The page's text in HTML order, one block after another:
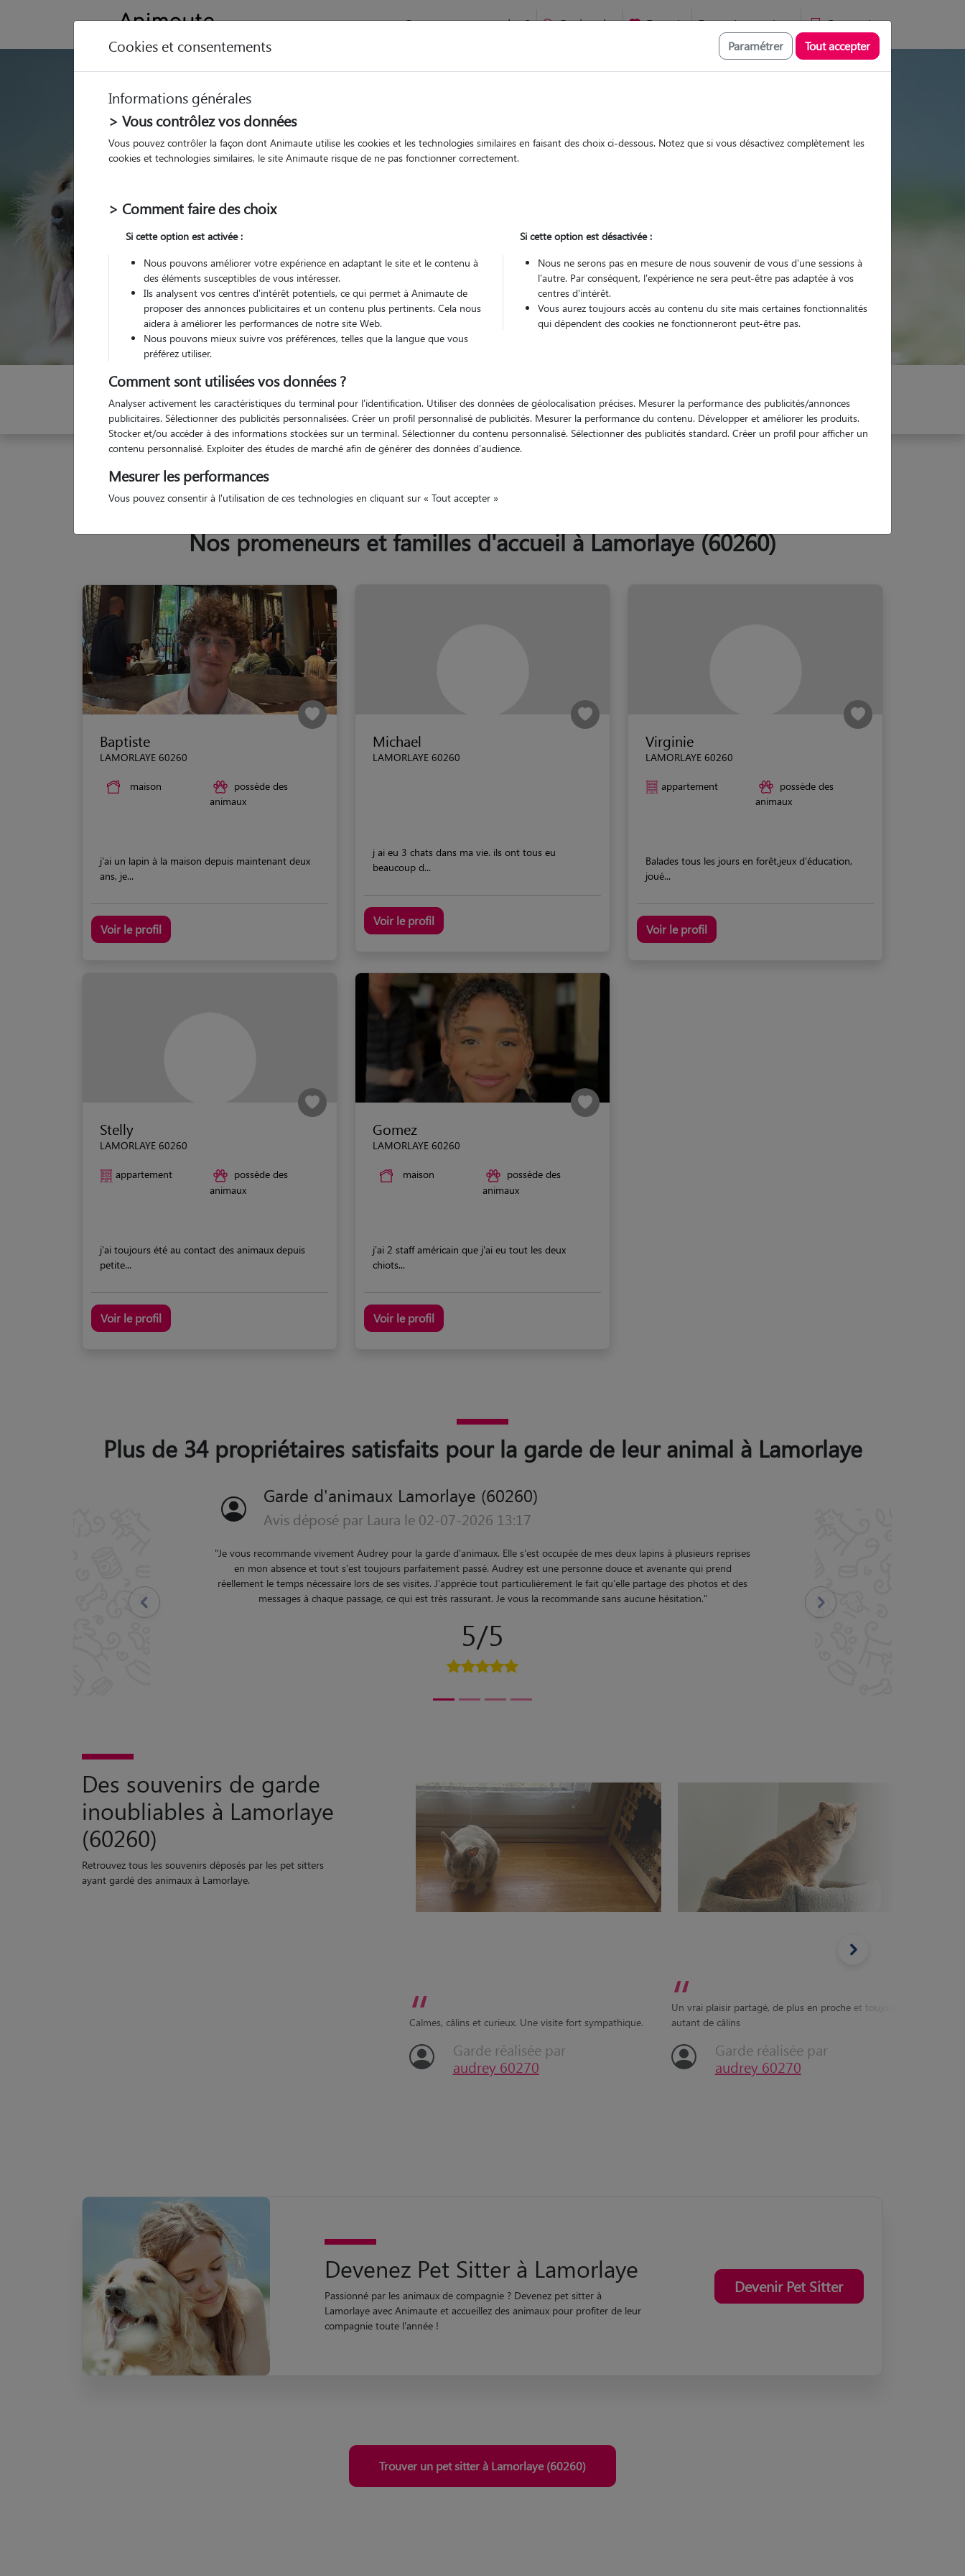
Comment ça marche ? Recherche Favoris Devenir pet sitter Connexion
GARDE ANIMAUX à Lamorlaye : Garde chien et chat en famille ou à domicile, visites et promenades
Trouvez une garde animaux à
Lamorlaye
Garde Promenades
Pour quel animal ?
Trouver mon Pet Sitter
Indiquez vos dates
Nos promeneurs et familles d'accueil à Lamorlaye (60260)
Baptiste
LAMORLAYE 60260
maison
possède des
animaux
j'ai un lapin à la maison depuis maintenant deux
ans, je...
Voir le profil
Michael
LAMORLAYE 60260
j ai eu 3 chats dans ma vie. ils ont tous eu
beaucoup d...
Voir le profil
Virginie
LAMORLAYE 60260
appartement
possède des
animaux
Balades tous les jours en forêt,jeux d'éducation,
joué...
Voir le profil
Stelly
LAMORLAYE 60260
appartement
possède des
animaux
j'ai toujours été au contact des animaux depuis
petite...
Voir le profil
Gomez
LAMORLAYE 60260
maison
possède des
animaux
j'ai 2 staff américain que j'ai eu tout les deux
chiots...
Voir le profil
Plus de 34 propriétaires satisfaits pour la garde de leur animal à Lamorlaye
Garde d'animaux Lamorlaye (60260)
Avis déposé par Laura le 20-07-2025 10:13
" Audrey est une personne qui a un profond amour pour les animaux. Nous avons fait une première rencontre avant la
garde qui s'est très bien passée. Durant la garde, elle m'a donné des nouvelles et envoyé des photos de mes deux
lapounes régulièrement. Tout s'est très bien déroulé. Je la recommande les yeux fermes. Audrey merci pour votre
engagement et votre gentillesse."
5/5
Des souvenirs de garde
inoubliables à Lamorlaye
(60260)
Retrouvez tous les souvenirs déposés par les pet sitters
ayant gardé des animaux à Lamorlaye.
“
Calmes, câlins et curieux. Une visite fort sympathique.
Garde réalisée par
audrey 60270
“
Un vrai plaisir partagé, de plus en proche et toujours
autant de câlins
Garde réalisée par
audrey 60270
Devenez Pet Sitter à Lamorlaye
Passionné par les animaux de compagnie ? Devenez pet sitter à
Lamorlaye avec Animaute et accueillez des animaux pour profiter de leur
compagnie toute l'année !
Devenir Pet Sitter
Trouver un pet sitter à Lamorlaye (60260)
Cookies et consentements Paramétrer Tout accepter
Informations générales
> Vous contrôlez vos données
Vous pouvez contrôler la façon dont Animaute utilise les cookies et les technologies similaires en faisant des choix ci-dessous. Notez que si vous désactivez complètement les
cookies et technologies similaires, le site Animaute risque de ne pas fonctionner correctement.
> Comment faire des choix
Si cette option est activée :
Nous pouvons améliorer votre expérience en adaptant le site et le contenu à
des éléments susceptibles de vous intéresser.
Ils analysent vos centres d'intérêt potentiels, ce qui permet à Animaute de
proposer des annonces publicitaires et un contenu plus pertinents. Cela nous
aidera à améliorer les performances de notre site Web.
Nous pouvons mieux suivre vos préférences, telles que la langue que vous
préférez utiliser.
Si cette option est désactivée :
Nous ne serons pas en mesure de nous souvenir de vous d'une sessions à
l'autre. Par conséquent, l'expérience ne sera peut-être pas adaptée à vos
centres d'intérêt.
Vous aurez toujours accès au contenu du site mais certaines fonctionnalités
qui dépendent des cookies ne fonctionneront peut-être pas.
Comment sont utilisées vos données ?
Analyser activement les caractéristiques du terminal pour l'identification. Utiliser des données de géolocalisation précises. Mesurer la performance des publicités/annonces
publicitaires. Sélectionner des publicités personnalisées. Créer un profil personnalisé de publicités. Mesurer la performance du contenu. Développer et améliorer les produits.
Stocker et/ou accéder à des informations stockées sur un terminal. Sélectionner du contenu personnalisé. Sélectionner des publicités standard. Créer un profil pour afficher un
contenu personnalisé. Exploiter des études de marché afin de générer des données d'audience.
Mesurer les performances
Vous pouvez consentir à l'utilisation de ces technologies en cliquant sur « Tout accepter »